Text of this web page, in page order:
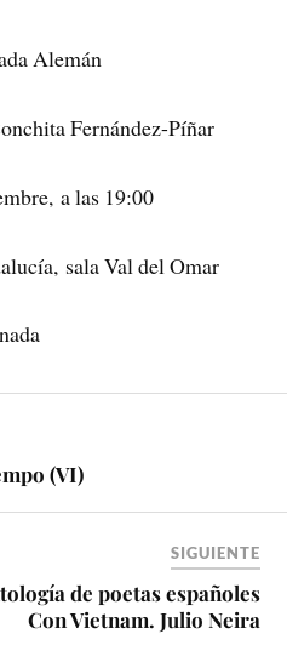
Alemán
Fernández-Píñar
a las 19:00
sala Val del Omar
(VI)
SIGUIENTE
de poetas españoles
Con Vietnam. Julio Neira